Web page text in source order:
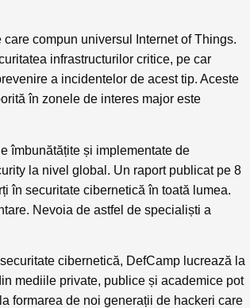
compun universul Internet of Things.
infrastructurilor critice, pe car
a incidentelor de acest tip. Aceste
în zonele de interes major este
îmbunătățite și implementate de
la nivel global. Un raport publicat pe 8
în securitate cibernetică în toată lumea.
Nevoia de astfel de specialiști a
cibernetică, DefCamp lucrează la
mediile private, publice și academice pot
formarea de noi generații de hackeri care